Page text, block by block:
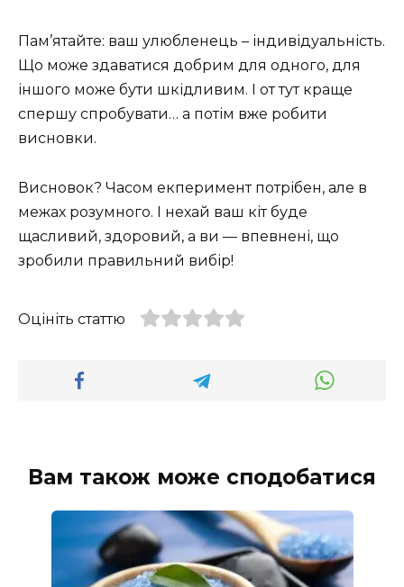
Пам’ятайте: ваш улюбленець – індивідуальність.
Що може здаватися добрим для одного, для
іншого може бути шкідливим. І от тут краще
спершу спробувати… а потім вже робити
висновки.
Висновок? Часом екперимент потрібен, але в
межах розумного. І нехай ваш кіт буде
щасливий, здоровий, а ви — впевнені, що
зробили правильний вибір!
Оцініть статтю
Вам також може сподобатися